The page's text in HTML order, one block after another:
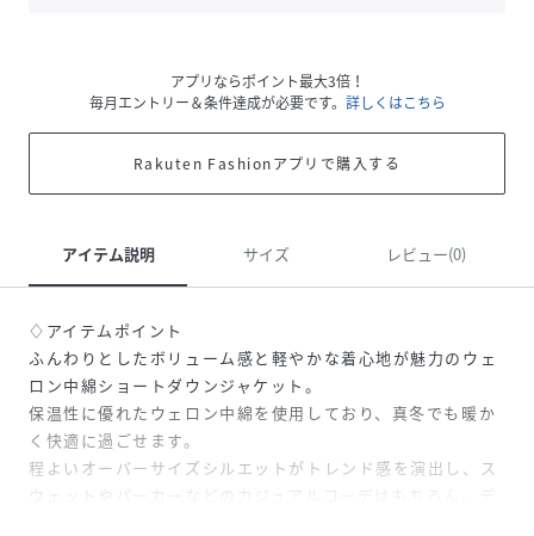
アプリならポイント最大3倍！
毎月エントリー＆条件達成が必要です。 詳しくはこちら
Rakuten Fashionアプリで購入する
アイテム説明 サイズ レビュー(0)
♢アイテムポイント
ふんわりとしたボリューム感と軽やかな着心地が魅力のウェ
ロン中綿ショートダウンジャケット。
保温性に優れたウェロン中綿を使用しており、真冬でも暖か
く快適に過ごせます。
程よいオーバーサイズシルエットがトレンド感を演出し、ス
ウェットやパーカーなどのカジュアルコーデはもちろん、デ